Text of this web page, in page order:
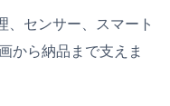
、センサー、スマート
から納品まで支えま